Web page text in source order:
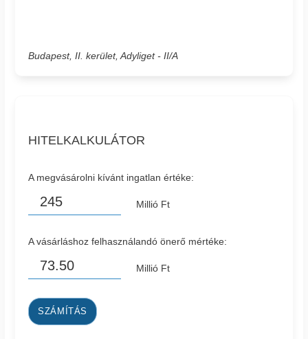
Budapest, II. kerület, Adyliget - II/A
HITELKALKULÁTOR
A megvásárolni kívánt ingatlan értéke:
Millió Ft
A vásárláshoz felhasználandó önerő mértéke:
Millió Ft
SZÁMÍTÁS